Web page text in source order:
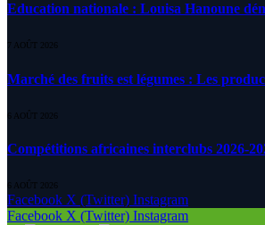
Education nationale : Louisa Hanoune
7 AOÛT 2026
Marché des fruits est légumes : Les
6 AOÛT 2026
Compétitions africaines interclubs 2026-
6 AOÛT 2026
Facebook X (Twitter) Instagram
Facebook X (Twitter) Instagram